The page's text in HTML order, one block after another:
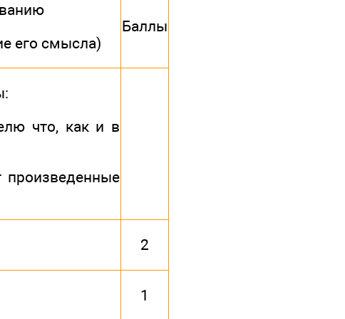
его смысла)
Баллы
что, как и в
произведенные
2
1